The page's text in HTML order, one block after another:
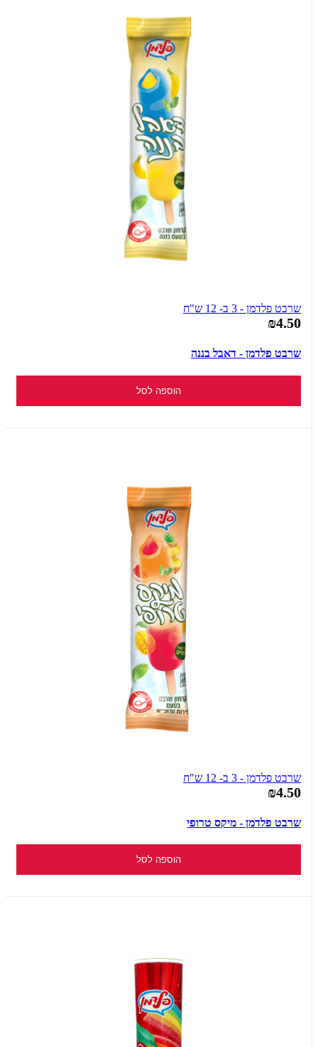
שרבט פלדמן - 3 ב- 12 ש"ח
₪4.50
שרבט פלדמן - דאבל בננה
הוספה לסל
שרבט פלדמן - 3 ב- 12 ש"ח
₪4.50
שרבט פלדמן - מיקס טרופי
הוספה לסל